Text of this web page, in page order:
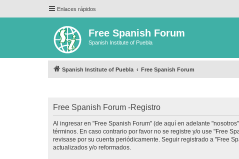
Enlaces rápidos
Free Spanish Forum
Spanish Institute of Puebla
Spanish Institute of Puebla Free Spanish Forum
Free Spanish Forum -Registro
Al ingresar en "Free Spanish Forum" (de aquí en adelante
términos. En caso contrario por favor no se registre y/o use "Free
revisase por su cuenta periódicamente. Seguir registrado a "Free
actualizados y/o reformados.